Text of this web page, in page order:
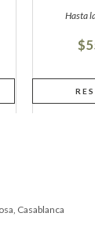
Casablanca